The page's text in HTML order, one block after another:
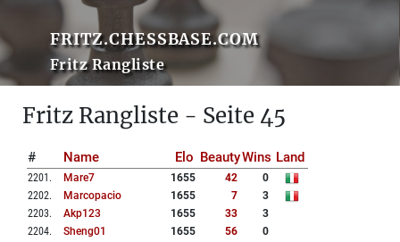
FRITZ.CHESSBASE.COM
Fritz Rangliste
Fritz Rangliste - Seite 45
# Name Elo BeautyWins Land
2201 . Mare7 1655 42
0
2202. Marcopacio 1655 7
3
2203. Akp123 1655 33
3
2204. Sheng01 1655 56
0